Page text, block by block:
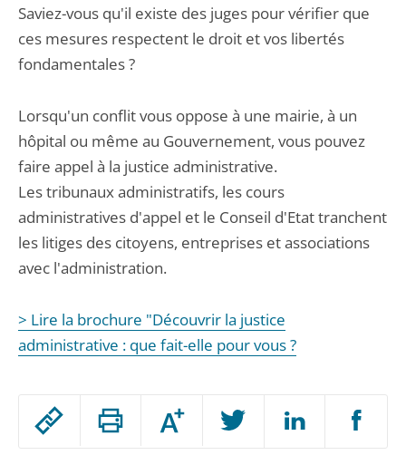
Passer
Augmenter
ou
Saviez-vous qu'il existe des juges pour vérifier que
ces mesures respectent le droit et vos libertés
fondamentales ?
Lorsqu'un conflit vous oppose à une mairie, à un
hôpital ou même au Gouvernement, vous pouvez
faire appel à la justice administrative.
Les tribunaux administratifs, les cours
administratives d'appel et le Conseil d'Etat tranchent
les litiges des citoyens, entreprises et associations
avec l'administration.
> Lire la brochure "Découvrir la justice
administrative : que fait-elle pour vous ?